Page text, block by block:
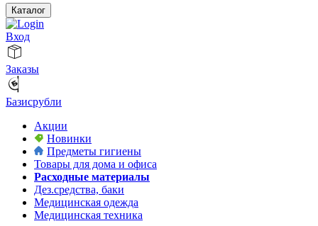
Каталог
Вход
Заказы
Базисрубли
Акции
Новинки
Предметы гигиены
Товары для дома и офиса
Расходные материалы
Дез.средства, баки
Медицинская одежда
Медицинская техника